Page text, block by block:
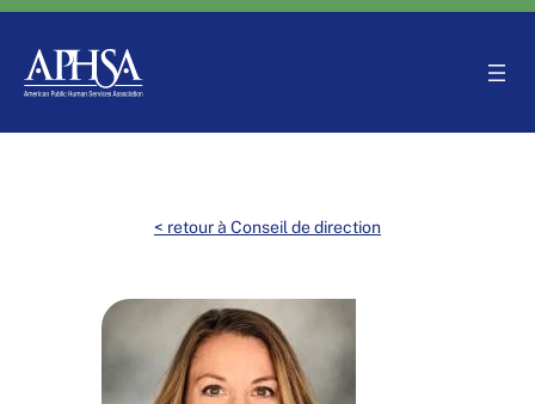
Aller
contenu
< retour à Conseil de direction